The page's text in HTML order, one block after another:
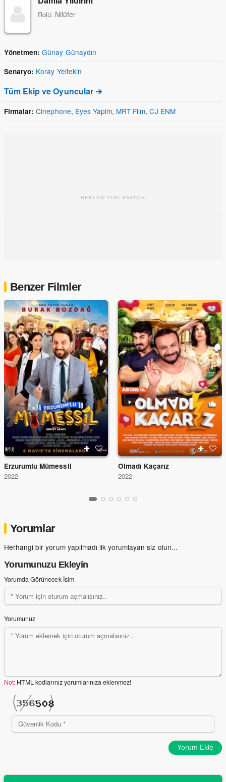
Rolü: Nilüfer
Yönetmen: Günay Günaydın
Senaryo: Koray Yeltekin
Tüm Ekip ve Oyuncular ➔
Firmalar: Cinephone, Eyes Yapim, MRT Film,CJ ENM
REKLAM YÜKLENİYOR
Benzer Filmler
Erzurumlu Mümessil
2022
Olmadı Kaçarız
2022
Yorumlar
Herhangi bir yorum yapılmadı ilk yorumlayan siz olun...
Yorumunuzu Ekleyin
Yorumda Görünecek İsim
Yorumunuz
Not: HTML kodlarınız yorumlarınıza eklenmez!
Yorum Ekle